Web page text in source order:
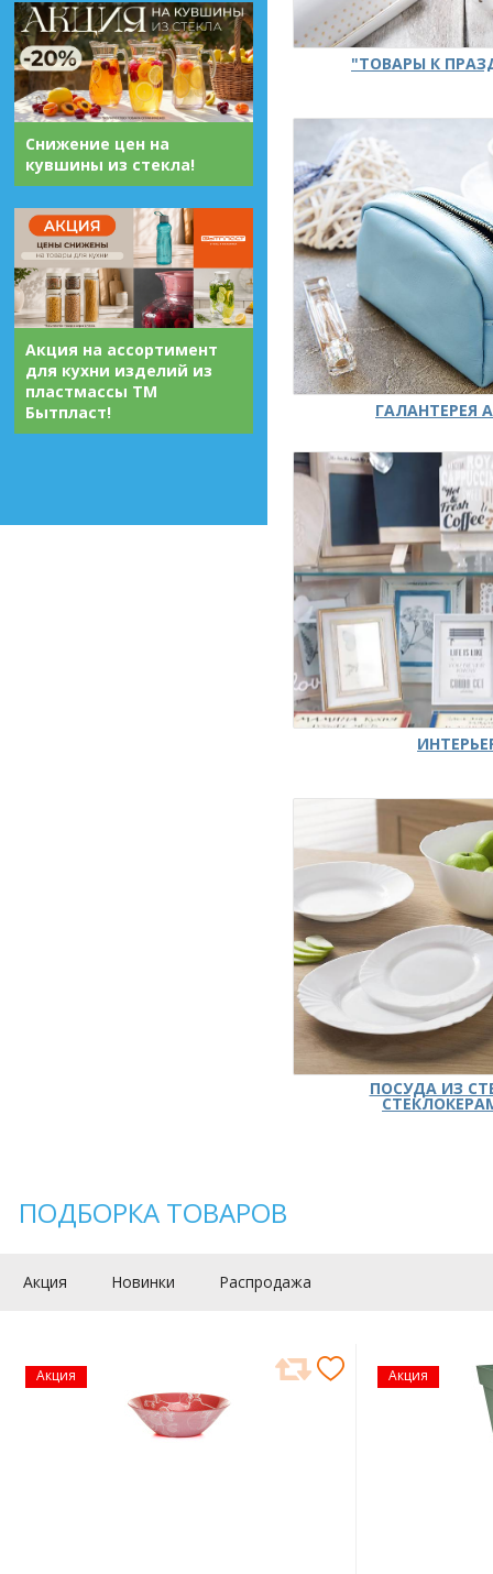
Снижение цен на
кувшины из стекла!
Акция на ассортимент
для кухни изделий из
пластмассы ТМ
Бытпласт!
"ТОВАРЫ К
ГАЛАНТЕРЕЯ
ПОСУДА ИЗ
ПОДБОРКА ТОВАРОВ
Акция Новинки Распродажа
Акция Акция